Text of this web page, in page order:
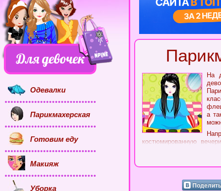
На
а
костюмированную
булавочки, банты и
могут быть журналы и
Одевалки
Парикмахерская
Готовим еду
Макияж
Уборка